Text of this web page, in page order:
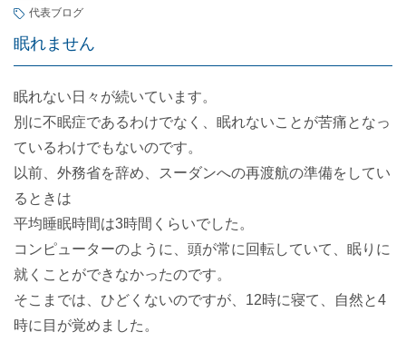
代表ブログ
眠れません
眠れない日々が続いています。
別に不眠症であるわけでなく、眠れないことが苦痛となっ
ているわけでもないのです。
以前、外務省を辞め、スーダンへの再渡航の準備をしてい
るときは
平均睡眠時間は3時間くらいでした。
コンピューターのように、頭が常に回転していて、眠りに
就くことができなかったのです。
そこまでは、ひどくないのですが、12時に寝て、自然と4
時に目が覚めました。